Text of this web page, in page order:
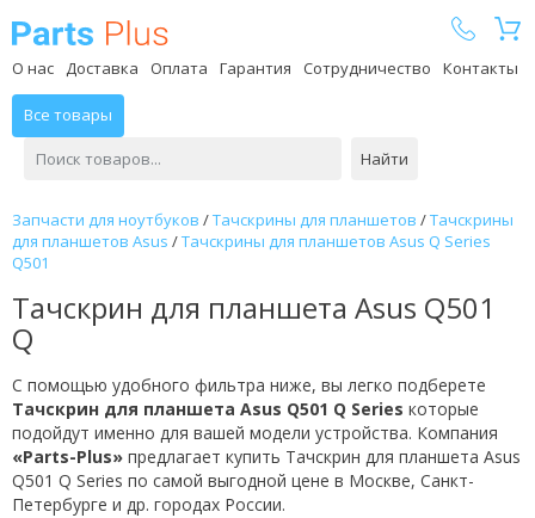
О нас Доставка Оплата Гарантия Сотрудничество Контакты
Все товары
Найти
Запчасти для ноутбуков /Тачскрины для планшетов /Тачскрины
для планшетов Asus /Тачскрины для планшетов Asus Q Series
Q501
Тачскрин для планшета Asus Q501
Q
С помощью удобного фильтра ниже, вы легко подберете
Тачскрин для планшета Asus Q501 Q Series которые
подойдут именно для вашей модели устройства. Компания
«Parts-Plus» предлагает купить Тачскрин для планшета Asus
Q501 Q Series по самой выгодной цене в Москве, Санкт-
Петербурге и др. городах России.